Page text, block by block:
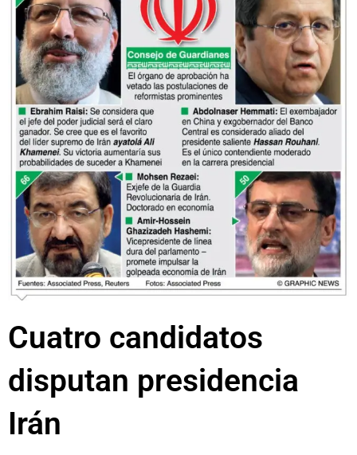
Cuatro candidatos
disputan presidencia
Irán